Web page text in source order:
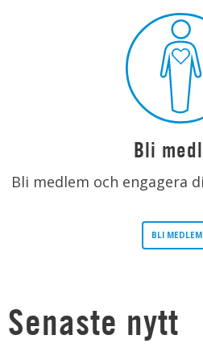
Bli
Bli medlem och engagera
BLI
Senaste nytt